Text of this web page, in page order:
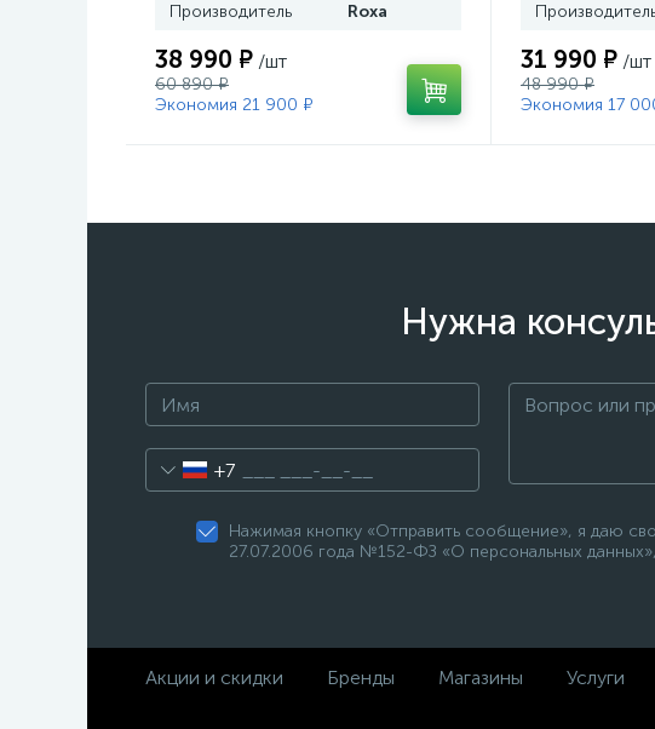
Производитель Roxa
38 990 ₽ /шт
60 890 ₽
Экономия 21 900 ₽
31 990 ₽ /шт
48 990 ₽
Экономия 17
Нужна
+7
Нажимая кнопку «Отправить сообщение», я даю
27.07.2006 года №152-ФЗ «О персональных
Акции и скидки Бренды Магазины Услуги